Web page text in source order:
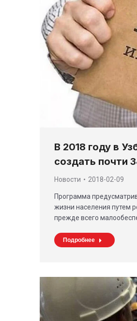
В 2018 году в
создать почти
Новости 2018-02-09
Программа
жизни населения путем
прежде всего
Подробнее